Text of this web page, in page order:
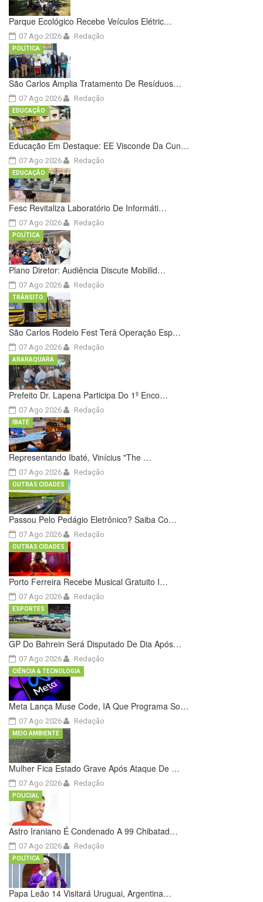
Parque Ecológico Recebe Veículos Elétric…
07 Ago 2026 Redação
São Carlos Amplia Tratamento De Resíduos…
07 Ago 2026
POLÍTICA
Redação
Educação Em Destaque: EE Visconde Da Cun…
07 Ago 2026
EDUCAÇÃO
Redação
Fesc Revitaliza Laboratório De Informáti…
07 Ago 2026
EDUCAÇÃO
Redação
Plano Diretor: Audiência Discute Mobilid…
07 Ago 2026
POLÍTICA
Redação
São Carlos Rodeio Fest Terá Operação Esp…
07 Ago 2026
TRÂNSITO
Redação
Prefeito Dr. Lapena Participa Do 1º Enco…
07 Ago 2026
ARARAQUARA
Redação
Representando Ibaté, Vinícius "The …
07 Ago 2026
IBATÉ
Redação
Passou Pelo Pedágio Eletrônico? Saiba Co…
07 Ago 2026
OUTRAS CIDADES
Redação
Porto Ferreira Recebe Musical Gratuito I…
07 Ago 2026
OUTRAS CIDADES
Redação
GP Do Bahrein Será Disputado De Dia Após…
07 Ago 2026
ESPORTES
Redação
Meta Lança Muse Code, IA Que Programa So…
07 Ago 2026
CIÊNCIA & TECNOLOGIA
Redação
Mulher Fica Estado Grave Após Ataque De …
07 Ago 2026
MEIO AMBIENTE
Redação
Astro Iraniano É Condenado A 99 Chibatad…
07 Ago 2026
POLICIAL
Redação
Papa Leão 14 Visitará Uruguai, Argentina…
POLÍTICA